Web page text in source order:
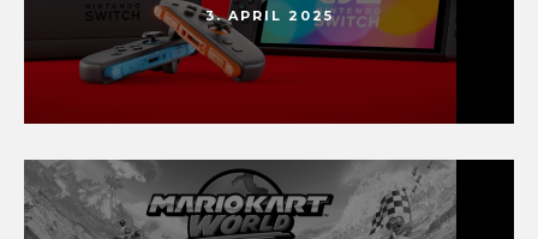
3. APRIL 2025